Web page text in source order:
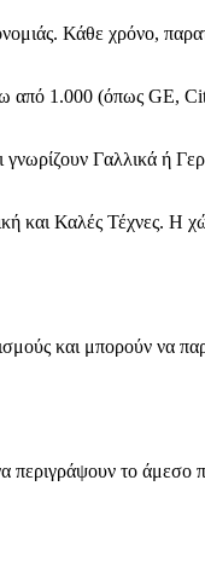
Κάθε χρόνο,
από 1.000 (όπως
Γαλλικά ή
και Καλές Τέχνες.
και μπορούν να
το άμεσο